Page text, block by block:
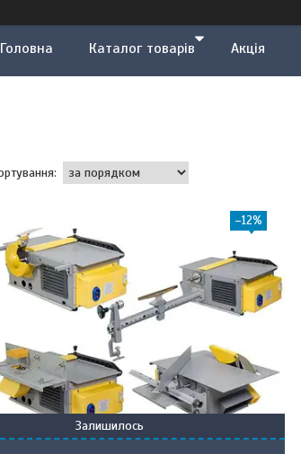
Головна Каталог товарів Акція
–12%
Залишилось